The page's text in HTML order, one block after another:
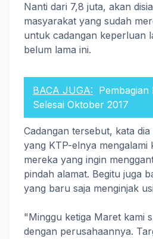
Nanti dari 7,8 juta, akan
masyarakat yang sudah
untuk cadangan keperluan
belum lama ini.
BACA JUGA: Pembagian
Selesai Oktober 2017
Cadangan tersebut, kata
yang KTP-elnya mengalami
mereka yang ingin
pindah alamat. Begitu juga
yang baru saja menginjak
"Minggu ketiga Maret kami
dengan perusahaannya.